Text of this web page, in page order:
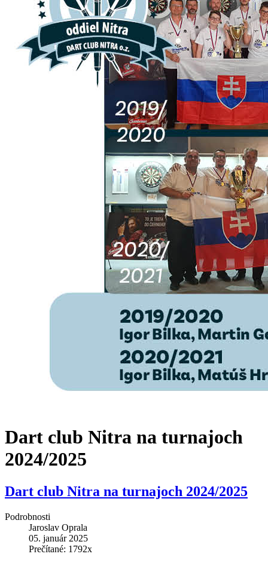
Dart club Nitra na turnajoch
2024/2025
Dart club Nitra na turnajoch 2024/2025
Podrobnosti
Jaroslav Oprala
05. január 2025
Prečítané: 1792x